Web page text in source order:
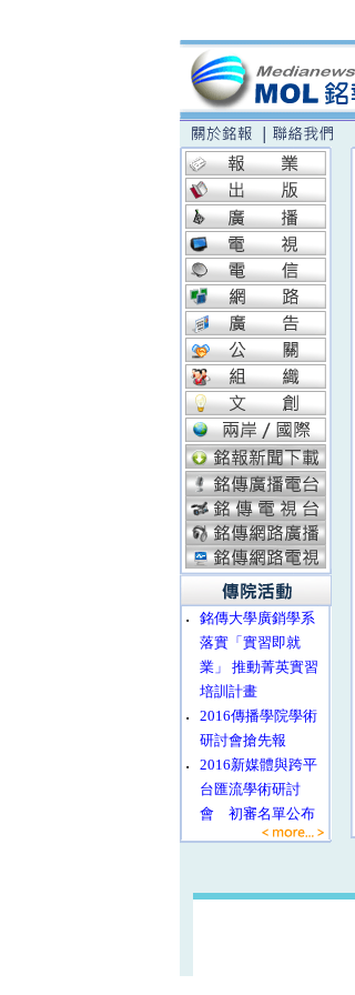
‧
銘傳大學廣銷學系
落實「實習即就
業」 推動菁英實習
培訓計畫
‧
2016傳播學院學術
研討會搶先報
‧
2016新媒體與跨平
台匯流學術研討
會 初審名單公布